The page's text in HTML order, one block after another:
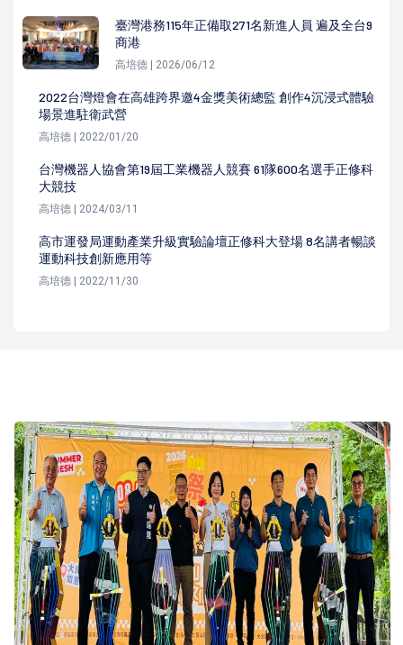
臺灣港務115年正備取271名新進人員 遍及全台9
商港
高培德 | 2026/06/12
2022台灣燈會在高雄跨界邀4金獎美術總監 創作4沉浸式體驗
場景進駐衛武營
高培德 | 2022/01/20
台灣機器人協會第19屆工業機器人競賽 61隊600名選手正修科
大競技
高培德 | 2024/03/11
高市運發局運動產業升級實驗論壇正修科大登場 8名講者暢談
運動科技創新應用等
高培德 | 2022/11/30